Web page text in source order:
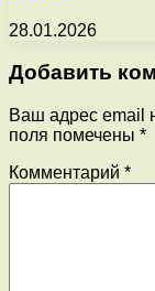
28.01.2026
Добавить
Ваш адрес email
поля помечены *
Комментарий *